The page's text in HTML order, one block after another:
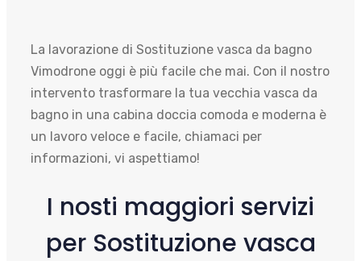
La lavorazione di Sostituzione vasca da bagno
Vimodrone oggi è più facile che mai. Con il nostro
intervento trasformare la tua vecchia vasca da
bagno in una cabina doccia comoda e moderna è
un lavoro veloce e facile, chiamaci per
informazioni, vi aspettiamo!
I nosti maggiori servizi
per Sostituzione vasca